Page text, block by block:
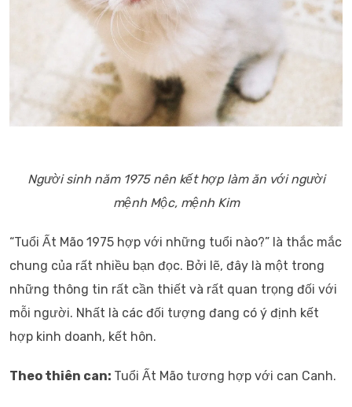
Người sinh năm 1975 nên kết hợp làm ăn với người
mệnh Mộc, mệnh Kim
“Tuổi Ất Mão 1975 hợp với những tuổi nào?” là thắc mắc
chung của rất nhiều bạn đọc. Bởi lẽ, đây là một trong
những thông tin rất cần thiết và rất quan trọng đối với
mỗi người. Nhất là các đối tượng đang có ý định kết
hợp kinh doanh, kết hôn.
Theo thiên can: Tuổi Ất Mão tương hợp với can Canh.